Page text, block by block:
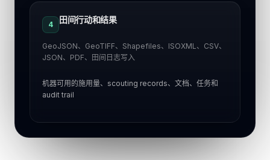
4 田间行动和结果
GeoJSON、GeoTIFF、Shapefiles、ISOXML、CSV、
JSON、PDF、田间日志写入
机器可用的施用量、scouting records、文档、任务和
audit trail